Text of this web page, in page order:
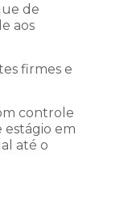
de
aos
firmes e
controle
estágio em
até o